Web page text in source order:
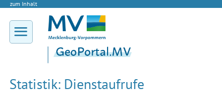
zum Inhalt
Statistik: Dienstaufrufe